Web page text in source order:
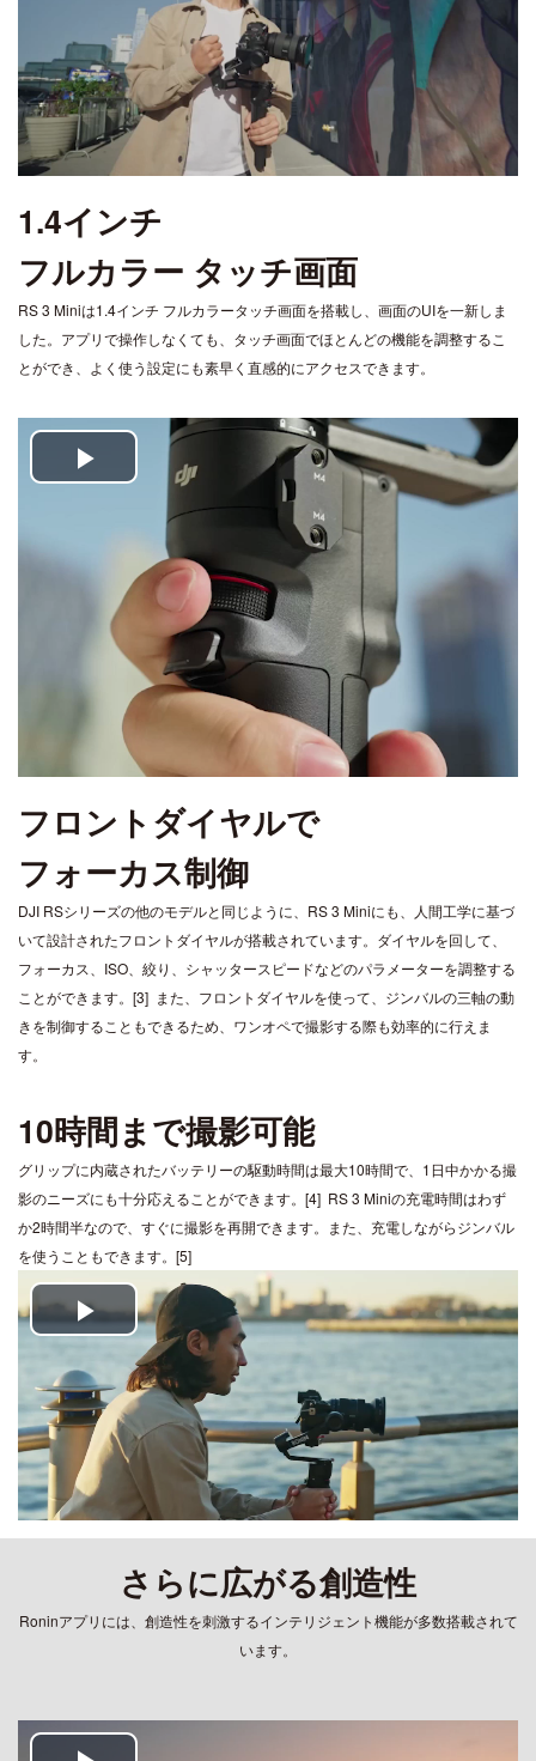
1.4インチ
フルカラー タッチ画面
RS 3 Miniは1.4インチ フルカラータッチ画面を搭載し、画面のUIを一新しま
した。アプリで操作しなくても、タッチ画面でほとんどの機能を調整するこ
とができ、よく使う設定にも素早く直感的にアクセスできます。
Play
Video
フロントダイヤルで
フォーカス制御
DJI RSシリーズの他のモデルと同じように、RS 3 Miniにも、人間工学に基づ
いて設計されたフロントダイヤルが搭載されています。ダイヤルを回して、
フォーカス、ISO、絞り、シャッタースピードなどのパラメーターを調整する
ことができます。[3] また、フロントダイヤルを使って、ジンバルの三軸の動
きを制御することもできるため、ワンオペで撮影する際も効率的に行えま
す。
10時間まで撮影可能
グリップに内蔵されたバッテリーの駆動時間は最大10時間で、1日中かかる撮
影のニーズにも十分応えることができます。[4] RS 3 Miniの充電時間はわず
か2時間半なので、すぐに撮影を再開できます。また、充電しながらジンバル
を使うこともできます。[5]
Play
Video
さらに広がる創造性
Roninアプリには、創造性を刺激するインテリジェント機能が多数搭載されて
います。